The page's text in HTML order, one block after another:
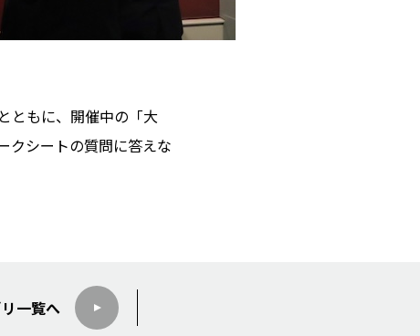
ともに、開催中の「大
クシートの質問に答えな
一覧へ